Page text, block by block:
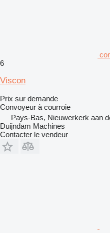
6
Viscon
Prix sur demande
Convoyeur à courroie
Pays-Bas, Nieuwerkerk aan
Duijndam Machines
Contacter le vendeur